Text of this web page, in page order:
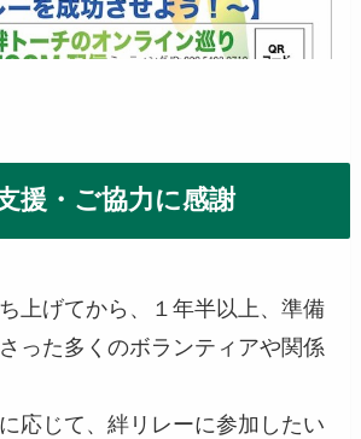
援・ご協力に感謝
上げてから、１年半以上、準備
った多くのボランティアや関係
応じて、絆リレーに参加したい